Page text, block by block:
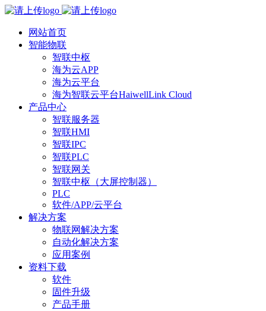
网站首页
智能物联
智联中枢
海为云APP
海为云平台
海为智联云平台HaiwellLink Cloud
产品中心
智联服务器
智联HMI
智联IPC
智联PLC
智联网关
智联中枢（大屏控制器）
PLC
软件/APP/云平台
解决方案
物联网解决方案
自动化解决方案
应用案例
资料下载
软件
固件升级
产品手册